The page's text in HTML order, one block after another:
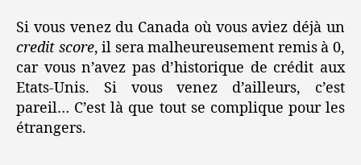
Si vous venez du Canada où vous aviez déjà un
credit score, il sera malheureusement remis à 0,
car vous n’avez pas d’historique de crédit aux
Etats-Unis. Si vous venez d’ailleurs, c’est
pareil… C’est là que tout se complique pour les
étrangers.